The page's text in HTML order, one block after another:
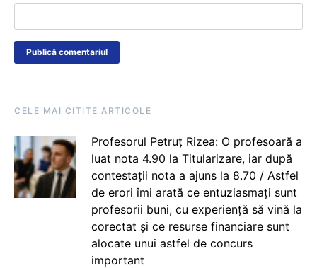
CELE MAI CITITE ARTICOLE
Profesorul Petruț Rizea: O profesoară a
luat nota 4.90 la Titularizare, iar după
contestații nota a ajuns la 8.70 / Astfel
de erori îmi arată ce entuziasmați sunt
profesorii buni, cu experiență să vină la
corectat și ce resurse financiare sunt
alocate unui astfel de concurs
important